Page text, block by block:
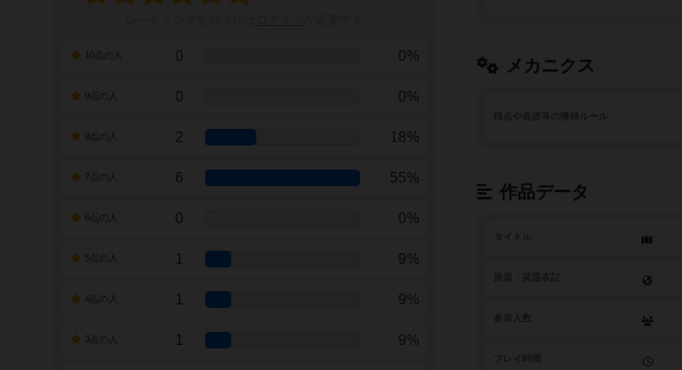
メカニクス
作品データ
タイトル
参加人数
0 0%
0 0%
2 18%
7点の人 6 55%
0 0%
1 9%
1 9%
1 9%